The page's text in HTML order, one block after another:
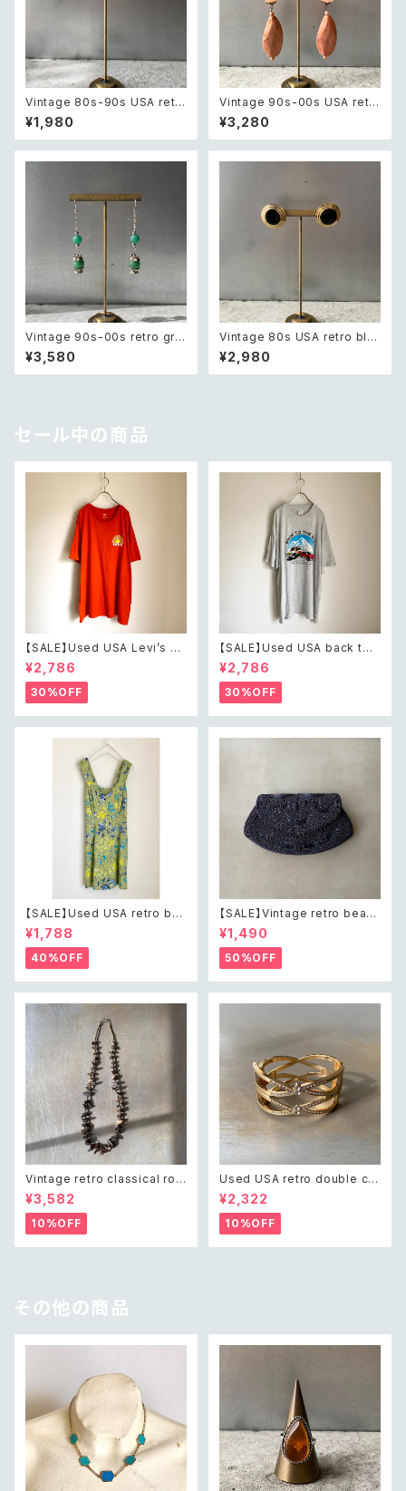
Vintage 80s-90s USA retr
o sun design pierce レトロ
アメリカ ヴィンテージ アクセサ
リー 太陽 デザイン ピアス
¥1,980
Vintage 90s-00s USA retr
o pink×gold marble beads
pierce レトロ アメリカ ヴィン
テージ アクセサリー ピンク×ゴ
¥3,280
Vintage 90s-00s retro gre
en aventurine pierce レトロ
ヴィンテージ アクセサリー 天然
石 グリーンアベンチュリン ピア
¥3,580
Vintage 80s USA retro bla
ck enamel circle design pi
erces レトロ アメリカ ヴィンテ
ージ アクセサリー ブラック エナ
¥2,980
セール中の商品
【SALE】Used USA Levi’s su
nrise design orange t shirt
レトロ アメリカ ユーズド 古着
リーバイス サンライズ デザイン
オレンジ Tシャツ XXL
¥2,786
30%OFF
【SALE】Used USA back to t
he 80s car design t shirt レ
トロ アメリカ ユーズド 古着 カ
ーデザイン ライトグレー Tシャ
ツ XXL
¥2,786
30%OFF
【SALE】Used USA retro bot
anical flower salopette sh
ort pants レトロ アメリカ ユー
ズド 古着 ライトグリーン ボタニ
カル フラワー サロペット ショー
トパンツ
¥1,788
40%OFF
【SALE】Vintage retro bead
s embroidery navy blue po
uch レトロ ヴィンテージ ホワイ
ト ビーズ刺繍 ネイビー 紺色 ポ
ーチ
¥1,490
50%OFF
Vintage retro classical rou
gh cut shell beads necklac
e レトロ ヴィンテージ アクセサ
リー クラシカル ラフカット シェ
ル ビーズ ネックレス
¥3,582
10%OFF
Used USA retro double cro
ss crystal bijou bangle レト
ロ アメリカ ユーズド アクセサリ
ー ゴールド ダブル クロス ビジ
ュー バングル
¥2,322
10%OFF
その他の商品